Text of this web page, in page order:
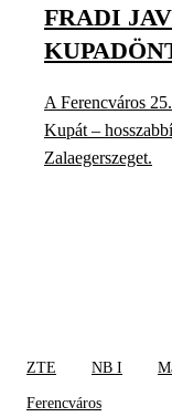
FRADI
A Ferencváros
Kupát –
Zalaegerszeget.
ZTE NB I
Ferencváros